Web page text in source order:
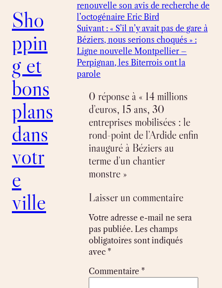
Sho
ppin
g et
bons
plans
dans
votr
e
ville
renouvelle son avis de recherche de
l’octogénaire Eric Bird
Suivant : « S’il n’y avait pas de gare à
Béziers, nous serions choqués » :
Ligne nouvelle Montpellier –
Perpignan, les Biterrois ont la
parole
0 réponse à « 14 millions
d’euros, 15 ans, 30
entreprises mobilisées : le
rond-point de l’Ardide enfin
inauguré à Béziers au
terme d’un chantier
monstre »
Laisser un commentaire
Votre adresse e-mail ne sera
pas publiée. Les champs
obligatoires sont indiqués
avec *
Commentaire *